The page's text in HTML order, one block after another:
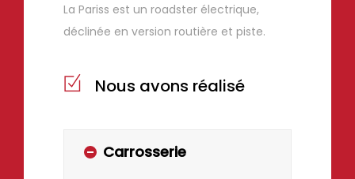
La Pariss est un roadster électrique,
déclinée en version routière et piste.
Nous avons réalisé
Carrosserie